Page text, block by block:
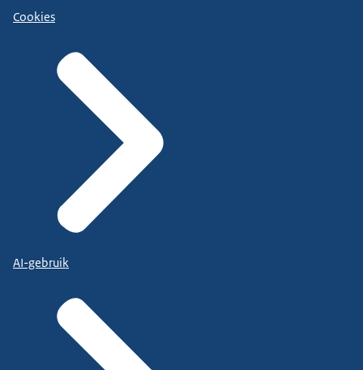
Cookies
AI-gebruik